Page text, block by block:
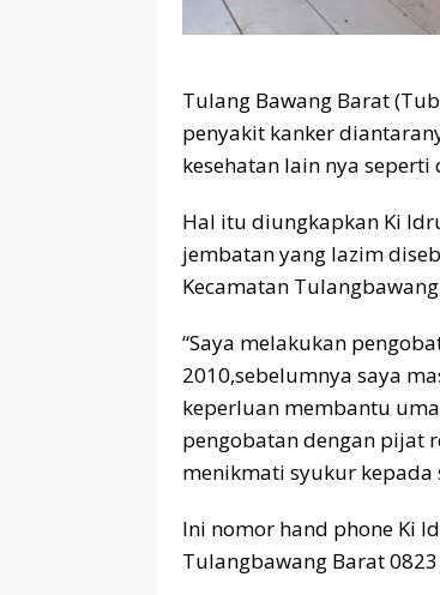
Tulang Bawang Barat
penyakit kanker
kesehatan lain nya
Hal itu diungkapkan Ki
jembatan yang lazim
Kecamatan
“Saya melakukan
2010,sebelumnya saya
keperluan membantu
pengobatan dengan pijat
menikmati syukur kepada
Ini nomor hand phone Ki
Tulangbawang Barat